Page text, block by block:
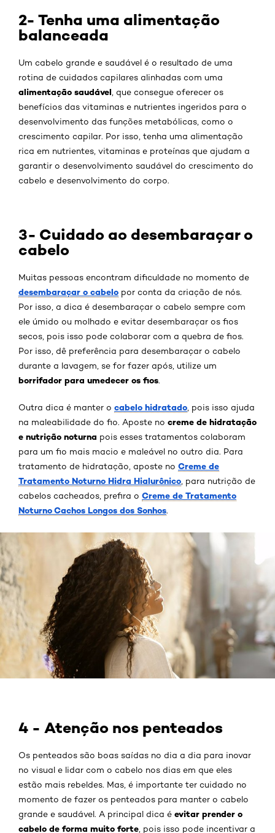
2- Tenha uma alimentação
balanceada
Um cabelo grande e saudável é o resultado de uma
rotina de cuidados capilares alinhadas com uma
alimentação saudável , que consegue oferecer os
benefícios das vitaminas e nutrientes ingeridos para o
desenvolvimento das funções metabólicas, como o
crescimento capilar. Por isso, tenha uma alimentação
rica em nutrientes, vitaminas e proteínas que ajudam a
garantir o desenvolvimento saudável do crescimento do
cabelo e desenvolvimento do corpo.
3- Cuidado ao desembaraçar o
cabelo
Muitas pessoas encontram dificuldade no momento de
desembaraçar o cabelo por conta da criação de nós.
Por isso, a dica é desembaraçar o cabelo sempre com
ele úmido ou molhado e evitar desembaraçar os fios
secos, pois isso pode colaborar com a quebra de fios.
Por isso, dê preferência para desembaraçar o cabelo
durante a lavagem, se for fazer após, utilize um
borrifador para umedecer os fios.
Outra dica é manter o cabelo hidratado , pois isso ajuda
na maleabilidade do fio. Aposte no creme de hidratação
e nutrição noturna pois esses tratamentos colaboram
para um fio mais macio e maleável no outro dia. Para
tratamento de hidratação, aposte no Creme de
Tratamento Noturno Hidra Hialurônico , para nutrição de
cabelos cacheados, prefira o Creme de Tratamento
Noturno Cachos Longos dos Sonhos.
4 - Atenção nos penteados
Os penteados são boas saídas no dia a dia para inovar
no visual e lidar com o cabelo nos dias em que eles
estão mais rebeldes. Mas, é importante ter cuidado no
momento de fazer os penteados para manter o cabelo
grande e saudável. A principal dica é evitar prender o
cabelo de forma muito forte , pois isso pode incentivar a